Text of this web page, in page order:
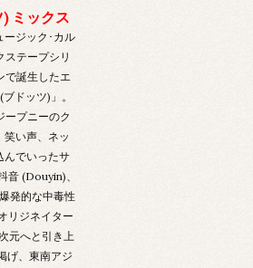
ミックス
ージック･カル
テープシリ
で誕生したエ
ドッツ)」。
ープニーのク
い声、ネッ
んでいったサ
音 (Douyin)、
発的な中毒性
リジネイター
元へと引き上
げ、東南アジ